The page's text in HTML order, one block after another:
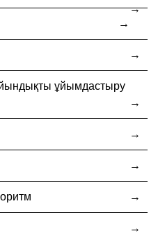
ұйымдастыру